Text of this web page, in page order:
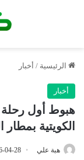
الرئيسية / أخبار
أخبار
هبوط أول رحلة
الكويتية
هبة علي 04-28